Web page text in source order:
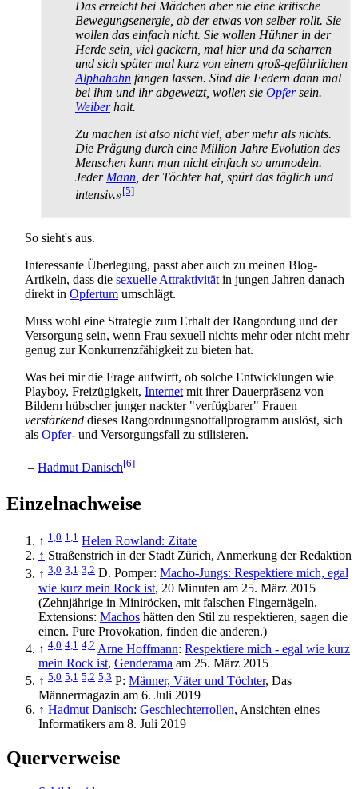
Das erreicht bei Mädchen aber nie eine kritische
Bewegungs­energie, ab der etwas von selber rollt. Sie
wollen das einfach nicht. Sie wollen Hühner in der
Herde sein, viel gackern, mal hier und da scharren
und sich später mal kurz von einem groß-gefährlichen
Alphahahn fangen lassen. Sind die Federn dann mal
bei ihm und ihr abgewetzt, wollen sie Opfersein.
Weiberhalt.
Zu machen ist also nicht viel, aber mehr als nichts.
Die Prägung durch eine Million Jahre Evolution des
Menschen kann man nicht einfach so ummodeln.
Jeder Mann , der Töchter hat, spürt das täglich und
intensiv.»[5]
So sieht's aus.
Interessante Überlegung, passt aber auch zu meinen Blog-
Artikeln, dass die sexuelle Attraktivität in jungen Jahren danach
direkt in Opfertum umschlägt.
Muss wohl eine Strategie zum Erhalt der Rangordung und der
Versorgung sein, wenn Frau sexuell nichts mehr oder nicht mehr
genug zur Konkurrenz­fähigkeit zu bieten hat.
Was bei mir die Frage aufwirft, ob solche Entwicklungen wie
Playboy, Freizügigkeit, Internet mit ihrer Dauerpräsenz von
Bildern hübscher junger nackter "verfügbarer" Frauen
verstärkend dieses Rang­ordnungs­notfall­programm auslöst, sich
als Opfer- und Versorgungs­fall zu stilisieren.
– Hadmut Danisch[6]
Einzelnachweise
↑ 1,0 1,1 Helen Rowland: Zitate
↑ Straßenstrich in der Stadt Zürich, Anmerkung der Redaktion
↑ 3,0 3,1 3,2 D. Pomper: Macho-Jungs: Respektiere mich, egal
wie kurz mein Rock ist, 20 Minuten am 25. März 2015
(Zehnjährige in Miniröcken, mit falschen Fingernägeln,
Extensions: Machos hätten den Stil zu respektieren, sagen die
einen. Pure Provokation, finden die anderen.)
↑ 4,0 4,1 4,2 Arne Hoffmann: Respektiere mich - egal wie kurz
mein Rock ist, Genderama am 25. März 2015
↑ 5,0 5,1 5,2 5,3 P: Männer, Väter und Töchter, Das
Männermagazin am 6. Juli 2019
↑ Hadmut Danisch: Geschlechterrollen, Ansichten eines
Informatikers am 8. Juli 2019
Querverweise